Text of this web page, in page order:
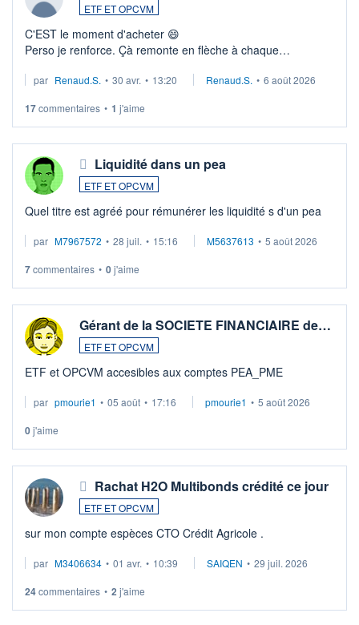
ETF ET OPCVM
C'EST le moment d'acheter 😄​
Perso je renforce. Çà remonte en flèche à chaque
Investissement long terme tip top pour sa retraite.
par Renaud.S. • 30 avr. • 13:20 Renaud.S. • 6 août 2026
17commentaires • 1 j'aime
Liquidité dans un pea
ETF ET OPCVM
Quel titre est agréé pour rémunérer les liquidité s d'un pea
par M7967572 • 28 juil. • 15:16 M5637613 • 5 août 2026
7commentaires • 0j'aime
Gérant de la SOCIETE FINANCIAIRE de…
ETF ET OPCVM
ETF et OPCVM accesibles aux comptes PEA_PME
par pmourie1 • 05 août • 17:16 pmourie1 • 5 août 2026
0j'aime
Rachat H2O Multibonds crédité ce jour
ETF ET OPCVM
sur mon compte espèces CTO Crédit Agricole .
par M3406634 • 01 avr. • 10:39 SAIQEN • 29 juil. 2026
24commentaires • 2 j'aime